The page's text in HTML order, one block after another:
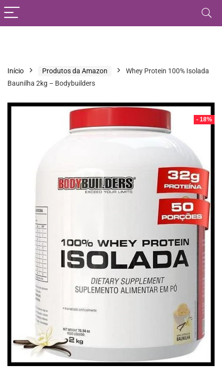
Início Produtos da Amazon
Whey Protein 100% Isolada
Baunilha 2kg – Bodybuilders
- 18%